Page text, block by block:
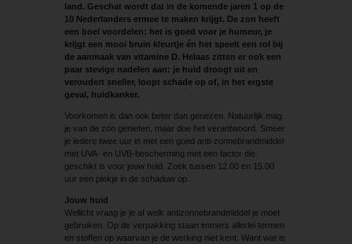
land. Geschat wordt dat in de komende jaren 1 op de
10 Nederlanders ermee te maken krijgt. De zon heeft
een boel voordelen: het is goed voor je humeur, je
krijgt een mooi bruin kleurtje én het speelt een rol bij
de aanmaak van vitamine D. Helaas zitten er ook een
paar stevige nadelen aan: je huid droogt uit en
veroudert sneller, loopt schade op of, in het ergste
geval, huidkanker.
Voorkomen is dan ook beter dan genezen. Natuurlijk mag
je van de zon genieten, maar doe het verantwoord. Smeer
je iedere twee uur in met een goed anti-zonnebrandmiddel
met UVA- en UVB-bescherming met een factor die
geschikt is voor jouw huid. Zoek tussen 12.00 en 15.00
uur een plekje in de schaduw op.
Jouw huid
Wellicht vraag je je af welk antizonnebrandmiddel je moet
gebruiken. Op de verpakking staan immers allerlei termen
en stoffen op waarvan je de werking niet kent. Want wat is